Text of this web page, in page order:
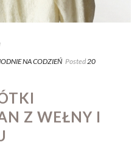
NA CODZIEŃ Posted 20
Z WEŁNY I